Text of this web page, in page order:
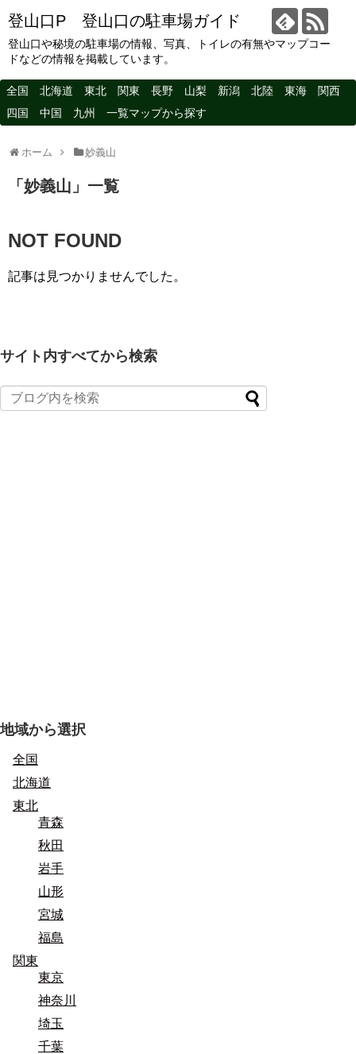
登山口P 登山口の駐車場ガイド
登山口や秘境の駐車場の情報、写真、トイレの有無やマップコー
ドなどの情報を掲載しています。
全国 北海道 東北 関東 長野 山梨 新潟 北陸 東海
関西
四国
中国 九州 一覧マップから探す
ホーム 妙義山
「 妙義山 」 一覧
NOT FOUND
記事は見つかりませんでした。
サイト内すべてから検索
地域から選択
全国
北海道
東北
青森
秋田
岩手
山形
宮城
福島
関東
東京
神奈川
埼玉
千葉